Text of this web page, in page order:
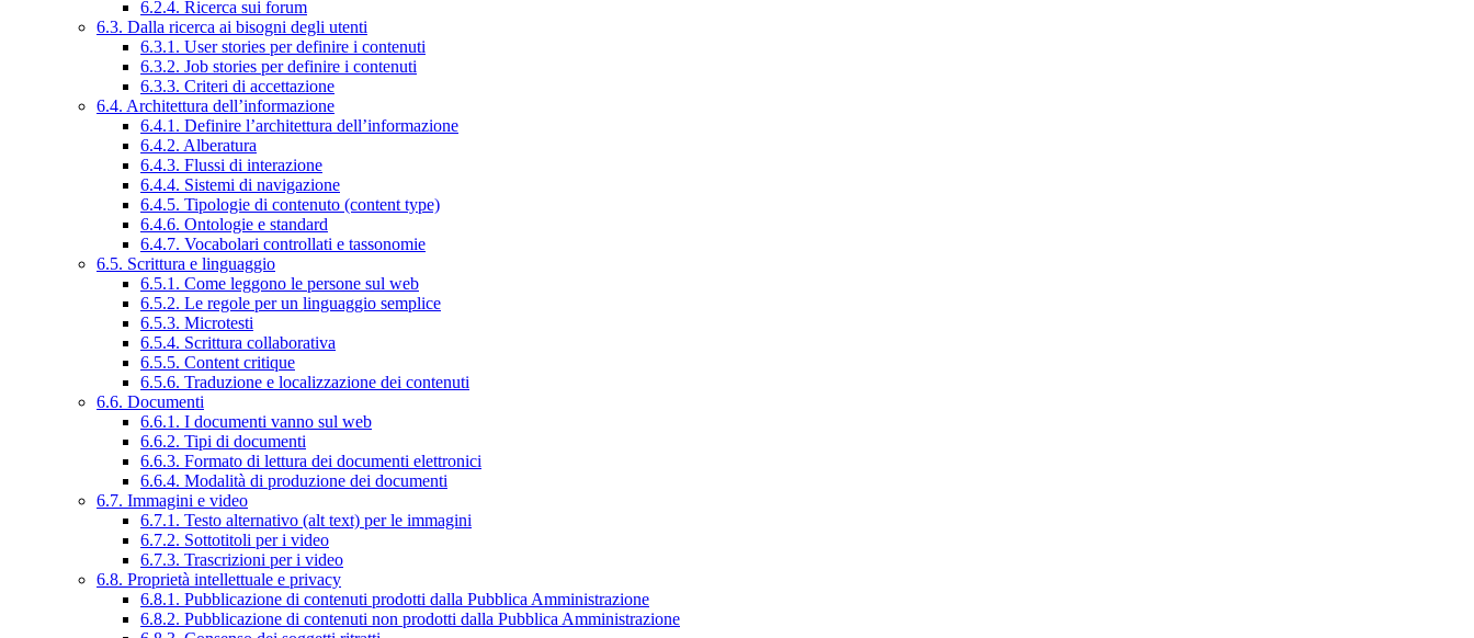
6.2.4. Ricerca sui forum
6.3. Dalla ricerca ai bisogni degli utenti
6.3.1. User stories per definire i contenuti
6.3.2. Job stories per definire i contenuti
6.3.3. Criteri di accettazione
6.4. Architettura dell’informazione
6.4.1. Definire l’architettura dell’informazione
6.4.2. Alberatura
6.4.3. Flussi di interazione
6.4.4. Sistemi di navigazione
6.4.5. Tipologie di contenuto (content type)
6.4.6. Ontologie e standard
6.4.7. Vocabolari controllati e tassonomie
6.5. Scrittura e linguaggio
6.5.1. Come leggono le persone sul web
6.5.2. Le regole per un linguaggio semplice
6.5.3. Microtesti
6.5.4. Scrittura collaborativa
6.5.5. Content critique
6.5.6. Traduzione e localizzazione dei contenuti
6.6. Documenti
6.6.1. I documenti vanno sul web
6.6.2. Tipi di documenti
6.6.3. Formato di lettura dei documenti elettronici
6.6.4. Modalità di produzione dei documenti
6.7. Immagini e video
6.7.1. Testo alternativo (alt text) per le immagini
6.7.2. Sottotitoli per i video
6.7.3. Trascrizioni per i video
6.8. Proprietà intellettuale e privacy
6.8.1. Pubblicazione di contenuti prodotti dalla Pubblica Amministrazione
6.8.2. Pubblicazione di contenuti non prodotti dalla Pubblica Amministrazione